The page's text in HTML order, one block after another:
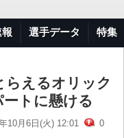
選手データ 特集
らえるオリック
トに懸ける
10月6日(火) 12:01 0